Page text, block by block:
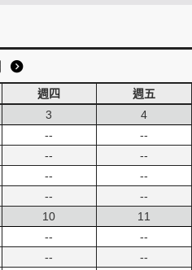
週四 週五
3
--
--
--
--
4
--
--
--
--
10
--
--
11
--
--